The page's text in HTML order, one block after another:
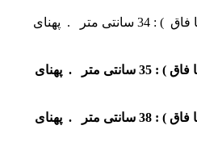
سایز 1 : قد کلی ( از سر شانه تا فاق ) : 34 سانتی متر . پهنای
سایز 2 : قد کلی ( از سر شانه تا فاق ) : 35 سانتی متر . پهنای
سایز 3 : قد کلی ( از سر شانه تا فاق ) : 38 سانتی متر . پهنای